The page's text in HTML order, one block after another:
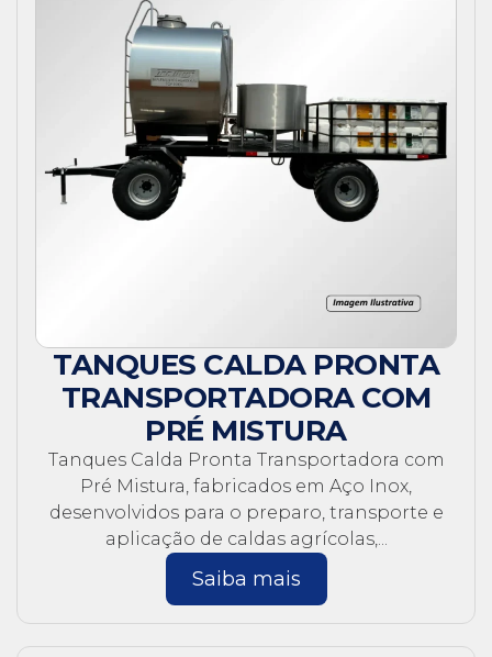
TANQUES CALDA PRONTA
TRANSPORTADORA COM
PRÉ MISTURA
Tanques Calda Pronta Transportadora com
Pré Mistura, fabricados em Aço Inox,
desenvolvidos para o preparo, transporte e
aplicação de caldas agrícolas,...
Saiba mais